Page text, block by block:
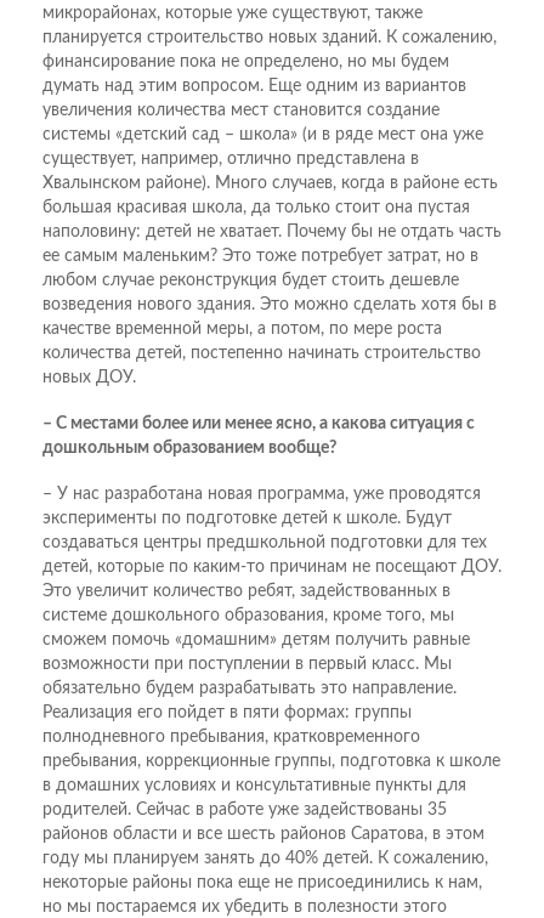
микрорайонах, которые уже существуют, также
планируется строительство новых зданий. К сожалению,
финансирование пока не определено, но мы будем
думать над этим вопросом. Еще одним из вариантов
увеличения количества мест становится создание
системы «детский сад – школа» (и в ряде мест она уже
существует, например, отлично представлена в
Хвалынском районе). Много случаев, когда в районе есть
большая красивая школа, да только стоит она пустая
наполовину: детей не хватает. Почему бы не отдать часть
ее самым маленьким? Это тоже потребует затрат, но в
любом случае реконструкция будет стоить дешевле
возведения нового здания. Это можно сделать хотя бы в
качестве временной меры, а потом, по мере роста
количества детей, постепенно начинать строительство
новых ДОУ.
– С местами более или менее ясно, а какова ситуация с
дошкольным образованием вообще?
– У нас разработана новая программа, уже проводятся
эксперименты по подготовке детей к школе. Будут
создаваться центры предшкольной подготовки для тех
детей, которые по каким-то причинам не посещают ДОУ.
Это увеличит количество ребят, задействованных в
системе дошкольного образования, кроме того, мы
сможем помочь «домашним» детям получить равные
возможности при поступлении в первый класс. Мы
обязательно будем разрабатывать это направление.
Реализация его пойдет в пяти формах: группы
полнодневного пребывания, кратковременного
пребывания, коррекционные группы, подготовка к школе
в домашних условиях и консультативные пункты для
родителей. Сейчас в работе уже задействованы 35
районов области и все шесть районов Саратова, в этом
году мы планируем занять до 40% детей. К сожалению,
некоторые районы пока еще не присоединились к нам,
но мы постараемся их убедить в полезности этого